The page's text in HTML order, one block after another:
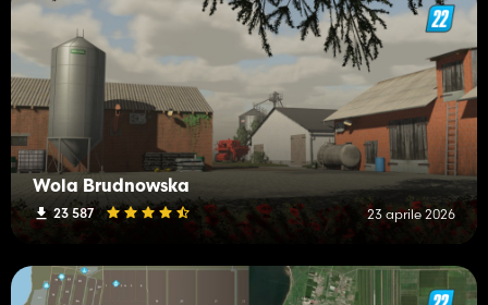
Wola Brudnowska
23 587 23 aprile 2026